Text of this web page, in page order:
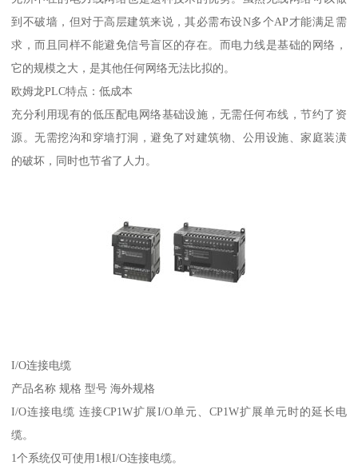
到不破墙，但对于高层建筑来说，其必需布设N多个AP才能满足需
求，而且同样不能避免信号盲区的存在。而电力线是基础的网络，
它的规模之大，是其他任何网络无法比拟的。
欧姆龙PLC特点：低成本
充分利用现有的低压配电网络基础设施，无需任何布线，节约了资
源。无需挖沟和穿墙打洞，避免了对建筑物、公用设施、家庭装潢
的破坏，同时也节省了人力。
I/O连接电缆
产品名称 规格 型号 海外规格
I/O连接电缆 连接CP1W扩展I/O单元、CP1W扩展单元时的延长电
缆。
1个系统仅可使用1根I/O连接电缆。